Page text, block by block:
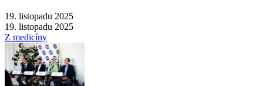
19. listopadu 2025
19. listopadu 2025
Z medicíny